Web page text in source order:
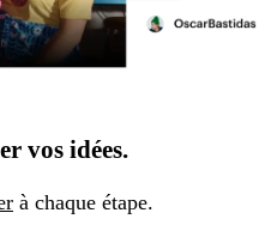
vos idées.
à chaque étape.